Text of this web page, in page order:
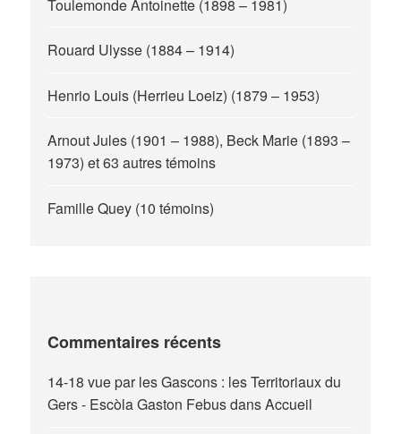
Toulemonde Antoinette (1898 – 1981)
Rouard Ulysse (1884 – 1914)
Henrio Louis (Herrieu Loeiz) (1879 – 1953)
Arnout Jules (1901 – 1988), Beck Marie (1893 –
1973) et 63 autres témoins
Famille Quey (10 témoins)
Commentaires récents
14-18 vue par les Gascons : les Territoriaux du
Gers - Escòla Gaston FebusdansAccueil